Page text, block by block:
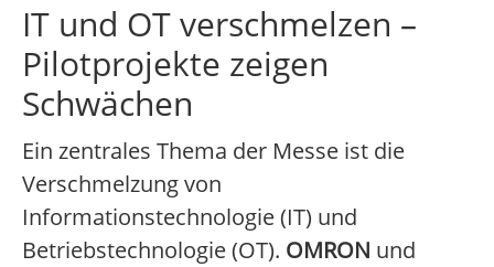
IT und OT verschmelzen –
Pilotprojekte zeigen
Schwächen
Ein zentrales Thema der Messe ist die
Verschmelzung von
Informationstechnologie (IT) und
Betriebstechnologie (OT). OMRON und